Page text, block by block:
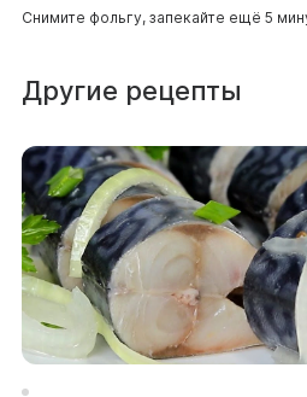
Снимите фольгу, запекайте ещё 5
Другие рецепты